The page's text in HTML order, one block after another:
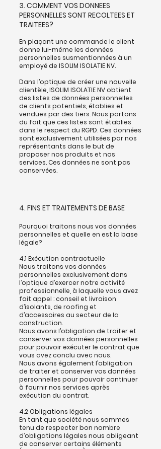
3. COMMENT VOS DONNEES
PERSONNELLES SONT RECOLTEES ET
TRAITEES?
En plaçant une commande le client
donne lui-même les données
personnelles susmentionnées à un
employé de ISOLIM ISOLATIE NV.
Dans l’optique de créer une nouvelle
clientèle, ISOLIM ISOLATIE NV obtient
des listes de données personnelles
de clients potentiels, établies et
vendues par des tiers. Nous partons
du fait que ces listes sont établies
dans le respect du RGPD. Ces données
sont exclusivement utilisées par nos
représentants dans le but de
proposer nos produits et nos
services. Ces données ne sont pas
conservées.
4. FINS ET TRAITEMENTS DE BASE
Pourquoi traitons nous vos données
personnelles et quelle en est la base
légale?
4.1 Exécution contractuelle
Nous traitons vos données
personnelles exclusivement dans
l’optique d’exercer notre activité
professionnelle, à laquelle vous avez
fait appel : conseil et livraison
d’isolants, de roofing et
d’accessoires au secteur de la
construction.
Nous avons l’obligation de traiter et
conserver vos données personnelles
pour pouvoir exécuter le contrat que
vous avez conclu avec nous.
Nous avons également l’obligation
de traiter et conserver vos données
personnelles pour pouvoir continuer
à fournir nos services après
exécution du contrat.
4.2 Obligations légales
En tant que société nous sommes
tenu de respecter bon nombre
d’obligations légales nous obligeant
de conserver certains éléments